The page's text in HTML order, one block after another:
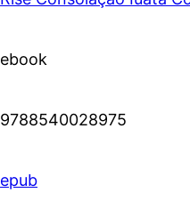
ebook
9788540028975
epub